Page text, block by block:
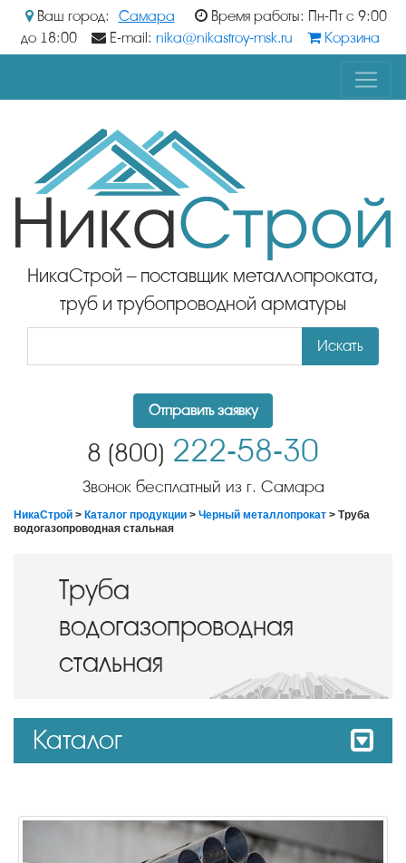
Ваш город: Самара
Время работы: Пн-Пт с 9:00
до 18:00
E-mail: nika@nikastroy-msk.ru Корзина
НикаСтрой – поставщик металлопроката,
труб и трубопроводной арматуры
Искать
Отправить заявку
8 (800) 222-58-30
Звонок бесплатный из г. Самара
НикаСтрой > Каталог продукции > Черный металлопрокат > Труба
водогазопроводная стальная
Труба
водогазопроводная
стальная
Каталог